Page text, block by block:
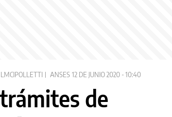
LMCIPOLLETTI ANSES 12 DE JUNIO 2020 - 10:40
de